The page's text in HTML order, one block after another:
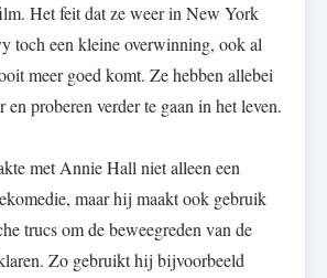
Het feit dat ze weer in New York
toch een kleine overwinning, ook al
meer goed komt. Ze hebben allebei
en proberen verder te gaan in het leven.
met Annie Hall niet alleen een
maar hij maakt ook gebruik
trucs om de beweegreden van de
Zo gebruikt hij bijvoorbeeld